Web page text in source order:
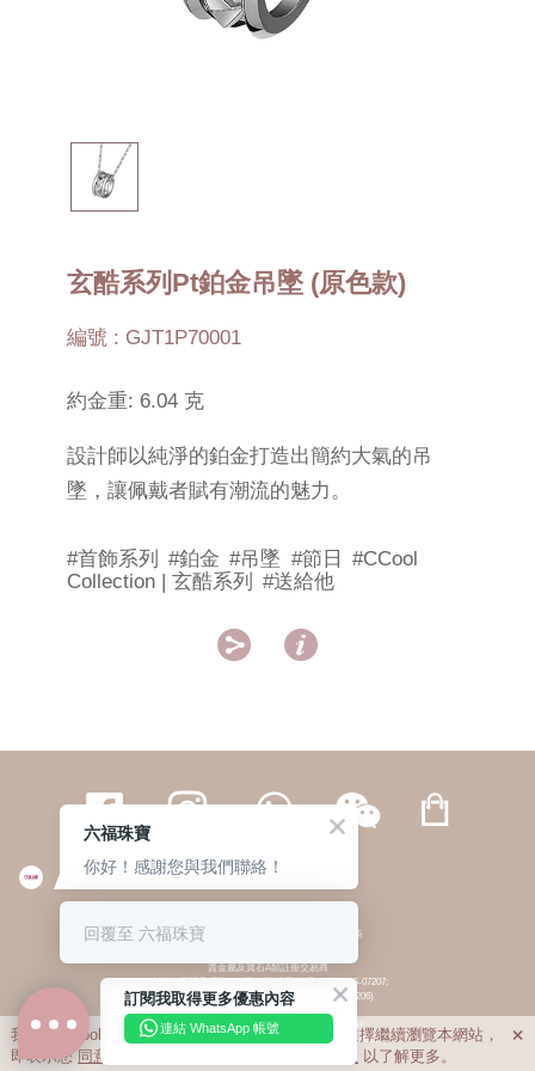
玄酷系列Pt鉑金吊墜 (原色款)
編號 : GJT1P70001
約金重: 6.04 克
設計師以純淨的鉑金打造出簡約大氣的吊
墜，讓佩戴者賦有潮流的魅力。
#首飾系列 #鉑金 #吊墜 #節日
#CCool
Collection | 玄酷系列
#送給他
 
繁體 | 簡体
© 六福集團 版權所有 不得轉載 私隱政策
貴金屬及寶石A類註冊交易商
(六福企業禮品(國際)有限公司-註冊號碼:A-B-24-05-07207;
六福電子商貿有限公司-註冊號碼:A-B-24-05-07206)
貴金屬及寶石B類註冊交易商
(六福集團有限公司-註冊號碼:B-B-24-05-07258;
六福珠寶金行(香港)有限公司-註冊號碼:B-B-24-05-07259)
我們利用cookies為您提供最佳的瀏覽體驗。若您選擇繼續瀏覽本網站，
即表示您 同意 私隱政策 以了解更多。

訂閱我取得更多優惠內容
連結 WhatsApp 帳號
六福珠寶
你好！感謝您與我們聯絡！
回覆至 六福珠寶